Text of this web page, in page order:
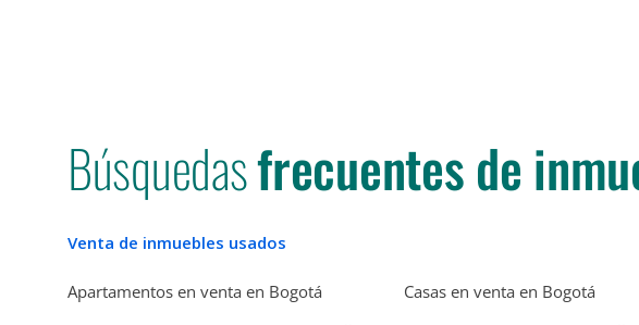
Búsquedasfrecuentes de
Venta de inmuebles usados
Apartamentos en venta en Bogotá Casas en venta en Bogotá